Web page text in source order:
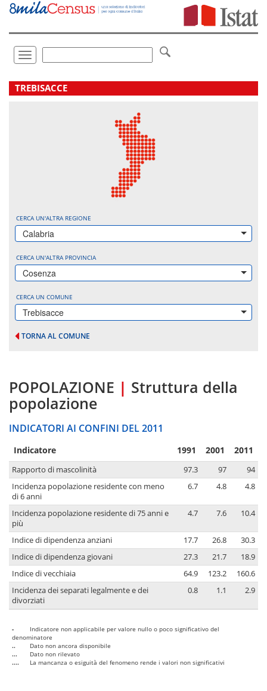
Vai
direttamente
Toggle
navigation
.
TREBISACCE
CERCA UN'ALTRA REGIONE
Calabria
CERCA UN'ALTRA PROVINCIA
Cosenza
CERCA UN COMUNE
Trebisacce
TORNA AL COMUNE
POPOLAZIONE | Struttura della
popolazione
INDICATORI AI CONFINI DEL 2011
Indicatore 1991 2001 2011
Rapporto di mascolinità 97.3 97
94
Incidenza popolazione residente con meno
di 6 anni
6.7 4.8 4.8
Incidenza popolazione residente di 75 anni e
più
4.7 7.6 10.4
Indice di dipendenza anziani 17.7 26.8
30.3
Indice di dipendenza giovani
27.3 21.7
18.9
Indice di vecchiaia
64.9 123.2
160.6
Incidenza dei separati legalmente e dei
divorziati
0.8 1.1 2.9
-
Indicatore non applicabile per valore nullo o poco significativo del
denominatore
..
Dato non ancora disponibile
...
Dato non rilevato
....
La mancanza o esiguità del fenomeno rende i valori non significativi